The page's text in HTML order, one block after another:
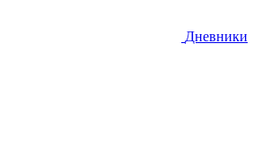
Дневники